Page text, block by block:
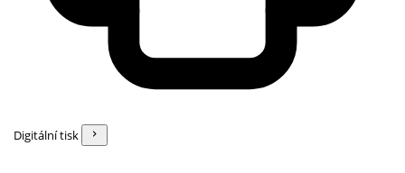
Digitální tisk